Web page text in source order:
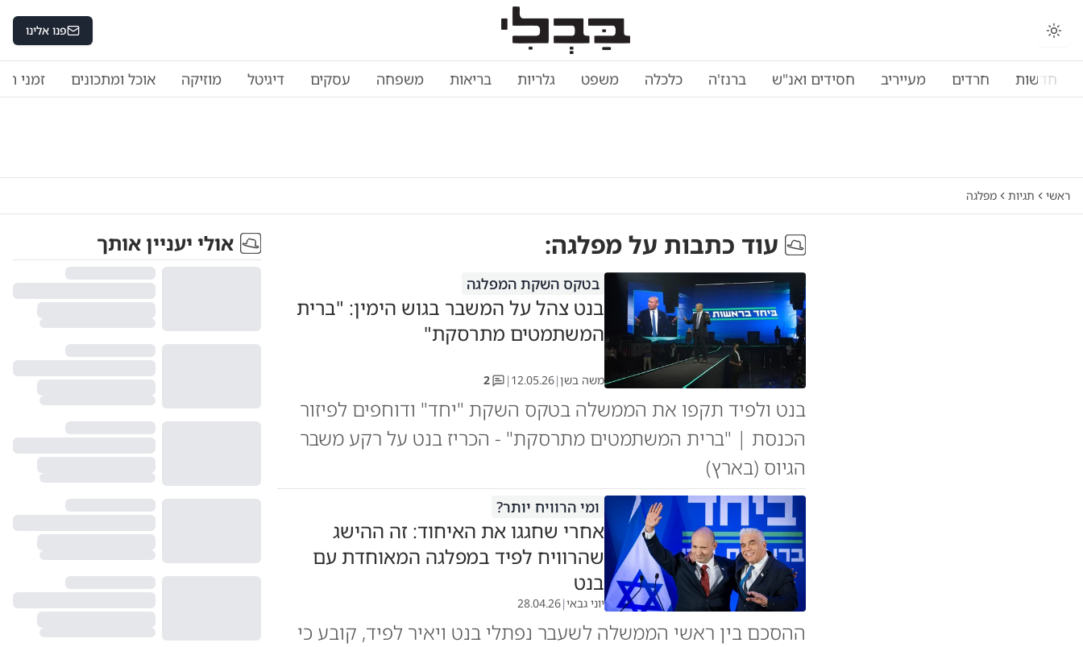
פנו אלינו
חדשות חרדים מעייריב חסידים ואנ"ש ברנז'ה כלכלה משפט גלריות בריאות משפחה עסקים דיגיטל מוזיקה אוכל ומתכונים זמני
ראשי תגיות מפלגה
עוד כתבות עלמפלגה:
בטקס השקת המפלגה
בנט צהל על המשבר בגוש הימין: "ברית
המשתמטים מתרסקת"
משה בשן|
12.05.26
|
2
בנט ולפיד תקפו את הממשלה בטקס השקת "יחד" ודוחפים לפיזור
הכנסת | "ברית המשתמטים מתרסקת" - הכריז בנט על רקע משבר
הגיוס (בארץ)
ומי הרוויח יותר?
אחרי שחגגו את האיחוד: זה ההישג
שהרוויח לפיד במפלגה המאוחדת עם
בנט
יוני גבאי|
28.04.26
ההסכם בין ראשי הממשלה לשעבר נפתלי בנט ויאיר לפיד, קובע כי
אולי יעניין אותך